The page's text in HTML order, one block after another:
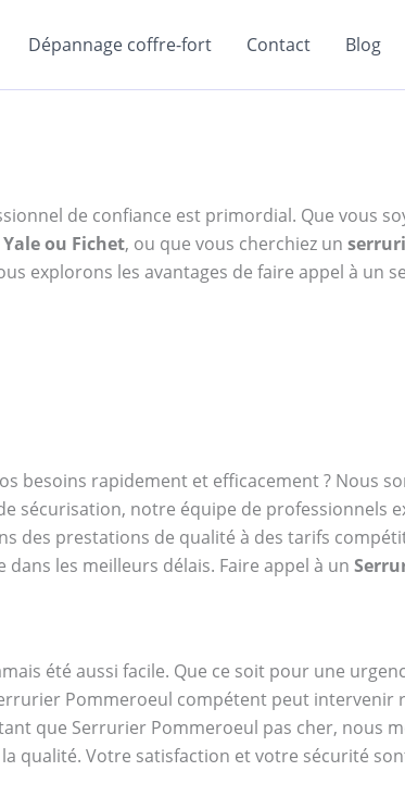
Dépannage coffre-fort Contact Blog
de confiance est primordial. Que vous
ou Fichet, ou que vous cherchiez un
explorons les avantages de faire appel à un
besoins rapidement et efficacement ? Nous
sécurisation, notre équipe de professionnels
des prestations de qualité à des tarifs
les meilleurs délais. Faire appel à un
été aussi facile. Que ce soit pour une
Pommeroeul compétent peut intervenir
que Serrurier Pommeroeul pas cher, nous
qualité. Votre satisfaction et votre sécurité